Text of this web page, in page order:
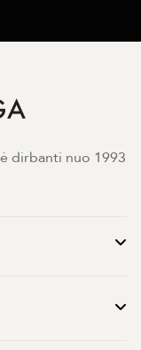
dirbanti nuo 1993